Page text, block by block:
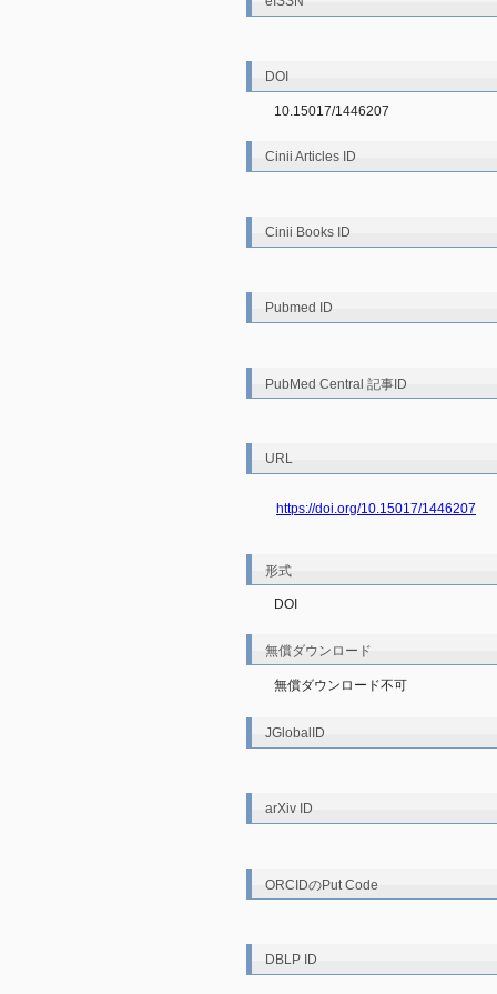
DOI
10.15017/1446207
Cinii Articles ID
Cinii Books ID
Pubmed ID
PubMed Central 記事ID
URL
https://doi.org/10.15017/1446207
形式
DOI
無償ダウンロード
無償ダウンロード不可
JGlobalID
arXiv ID
ORCIDのPut Code
DBLP ID